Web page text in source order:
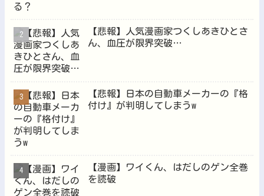
【悲報】人気漫画家つくしあきひとさ
ん、血圧が限界突破…
【悲報】日本の自動車メーカーの『格
付け』が判明してしまうw
【漫画】ワイくん、はだしのゲン全巻
を読破